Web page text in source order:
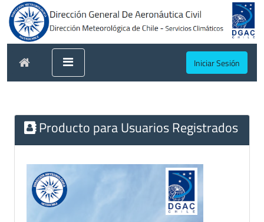
Iniciar Sesión
Producto para Usuarios Registrados